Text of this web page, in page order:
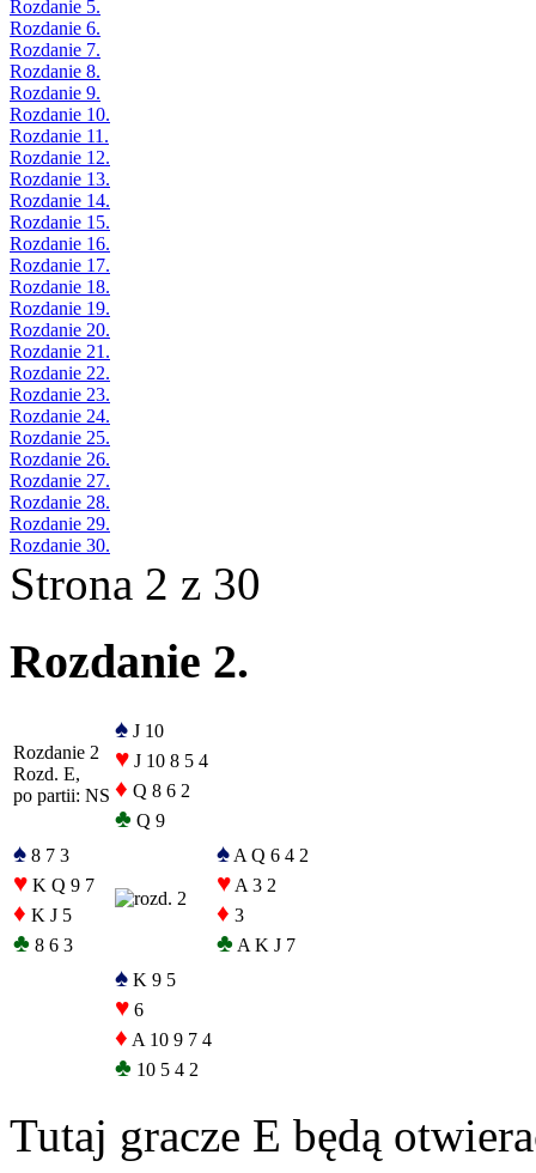
Rozdanie 5.
Rozdanie 6.
Rozdanie 7.
Rozdanie 8.
Rozdanie 9.
Rozdanie 10.
Rozdanie 11.
Rozdanie 12.
Rozdanie 13.
Rozdanie 14.
Rozdanie 15.
Rozdanie 16.
Rozdanie 17.
Rozdanie 18.
Rozdanie 19.
Rozdanie 20.
Rozdanie 21.
Rozdanie 22.
Rozdanie 23.
Rozdanie 24.
Rozdanie 25.
Rozdanie 26.
Rozdanie 27.
Rozdanie 28.
Rozdanie 29.
Rozdanie 30.
Strona 2 z 30
Rozdanie 2.
Rozdanie 2
Rozd. E,
po partii: NS
♠ J 10
♥ J 10 8 5 4
♦ Q 8 6 2
♣ Q 9
♠ 8 7 3
♥ K Q 9 7
♦ K J 5
♣ 8 6 3
♠ A Q 6 4 2
♥ A 3 2
♦ 3
♣ A K J 7
♠ K 9 5
♥ 6
♦ A 10 9 7 4
♣ 10 5 4 2
Tutaj gracze E będą